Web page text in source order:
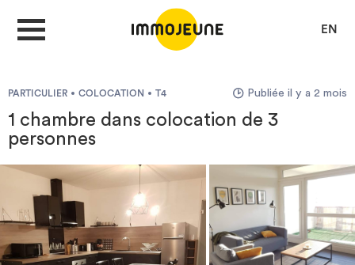
EN
Je cherche un logement
PARTICULIER COLOCATION T4 Publiée il y a 2 mois
1 chambre dans colocation de 3
personnes